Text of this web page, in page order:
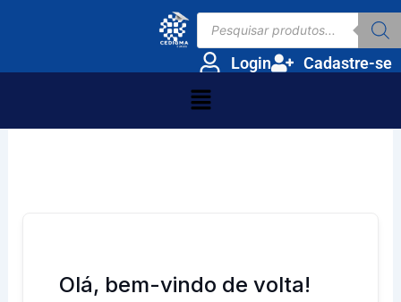
conteúdo
produtos
Login Cadastre-se
Menu
Olá, bem-vindo de volta!